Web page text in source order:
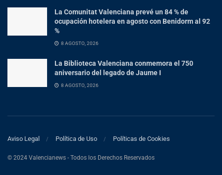
La Comunitat Valenciana prevé un 84 % de
ocupación hotelera en agosto con Benidorm al 92
%
8 AGOSTO, 2026
La Biblioteca Valenciana conmemora el 750
aniversario del legado de Jaume I
8 AGOSTO, 2026
Aviso Legal Política de Uso Políticas de Cookies
© 2024 Valencianews - Todos los Derechos Reservados